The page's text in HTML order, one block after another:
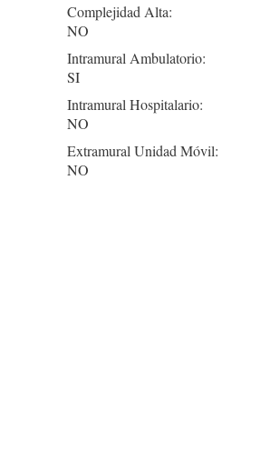
Complejidad Alta:
NO
Intramural Ambulatorio:
SI
Intramural Hospitalario:
NO
Extramural Unidad Móvil:
NO